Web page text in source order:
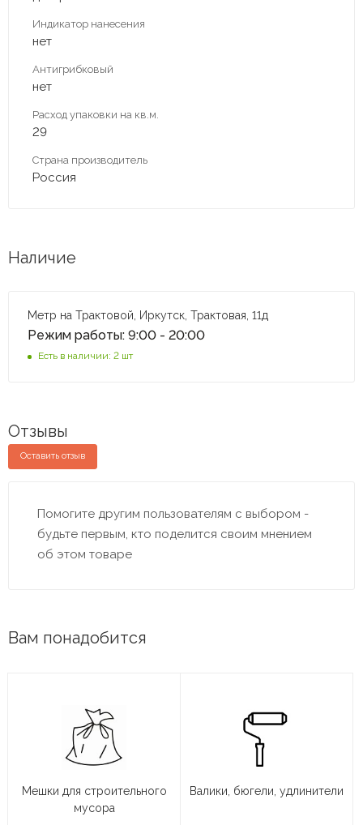
Индикатор нанесения
нет
Антигрибковый
нет
Расход упаковки на кв.м.
29
Страна производитель
Россия
Наличие
Метр на Трактовой, Иркутск, Трактовая, 11д
Режим работы: 9:00 - 20:00
Есть в наличии: 2 шт
Отзывы
Оставить отзыв
Помогите другим пользователям с выбором -
будьте первым, кто поделится своим мнением
об этом товаре
Вам понадобится
Мешки для строительного
мусора
Валики, бюгели, удлинители